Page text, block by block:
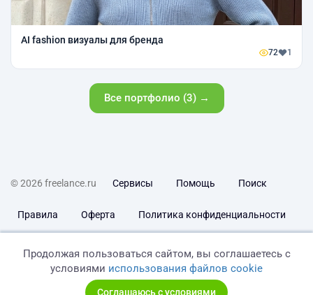
AI fashion визуалы для бренда
72 1
Все портфолио (3) →
© 2026 freelance.ru Сервисы Помощь Поиск
Правила Оферта Политика конфиденциальности
Продолжая пользоваться сайтом, вы соглашаетесь с
условиями использования файлов cookie
Соглашаюсь с условиями